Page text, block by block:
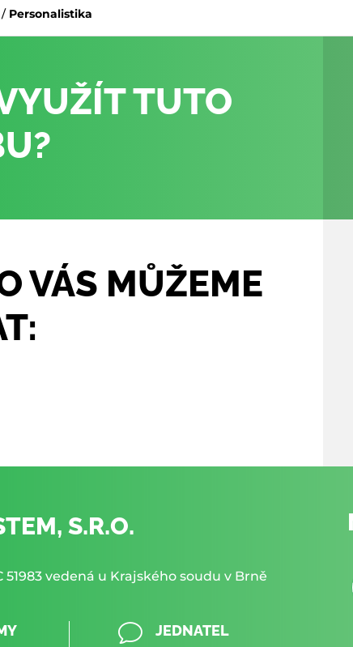
/ Personalistika
TUTO
VÁS MŮŽEME
S.R.O.
51983 vedená u Krajského soudu v Brně
v JEDNATEL